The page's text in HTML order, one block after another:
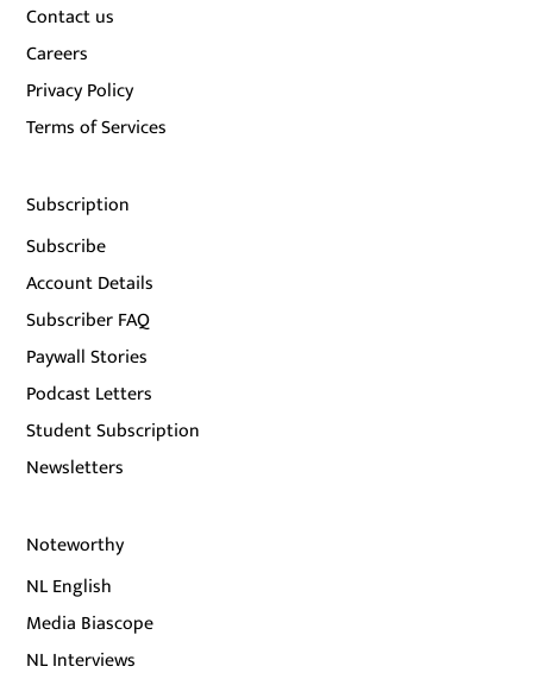
Contact us
Careers
Privacy Policy
Terms of Services
Subscription
Subscribe
Account Details
Subscriber FAQ
Paywall Stories
Podcast Letters
Student Subscription
Newsletters
Noteworthy
NL English
Media Biascope
NL Interviews